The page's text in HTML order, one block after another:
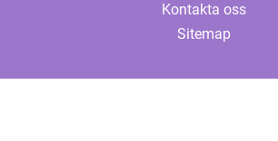
Kontakta oss
Sitemap